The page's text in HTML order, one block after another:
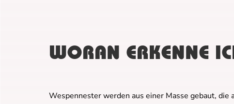
WORAN ERKENNE
Wespennester werden aus einer Masse gebaut, die